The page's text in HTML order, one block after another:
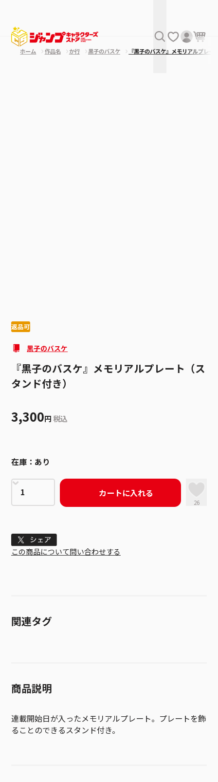
ホーム 作品名 か行 黒子のバスケ 『黒子のバスケ』メモリアルプレ
返品可
黒子のバスケ
『黒子のバスケ』メモリアルプレート（ス
タンド付き）
3,300円 税込
在庫： あり
カートに入れる
26
Tweet
この商品について問い合わせする
関連タグ
商品説明
連載開始日が入ったメモリアルプレート。プレートを飾
ることのできるスタンド付き。